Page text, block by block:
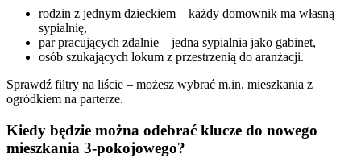
rodzin z jednym dzieckiem – każdy domownik ma własną
sypialnię,
par pracujących zdalnie – jedna sypialnia jako gabinet,
osób szukających lokum z przestrzenią do aranżacji.
Sprawdź filtry na liście – możesz wybrać m.in. mieszkania z
ogródkiem na parterze.
Kiedy będzie można odebrać klucze do nowego
mieszkania 3-pokojowego?